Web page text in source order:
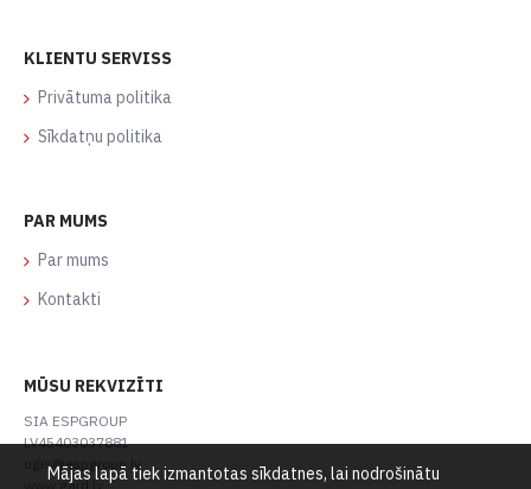
KLIENTU SERVISS
Privātuma politika
Sīkdatņu politika
PAR MUMS
Par mums
Kontakti
MŪSU REKVIZĪTI
SIA ESPGROUP
LV45403037881
ugis@espgroup.lv
www.gard.lv
Mājas lapā tiek izmantotas sīkdatnes, lai nodrošinātu